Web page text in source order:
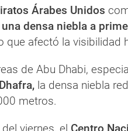
Árabes Unidos
una densa niebla a
que afectó la visibilidad
de Abu Dhabi,
la densa niebla
metros.